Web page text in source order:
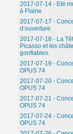
2017-07-14 - Eté
à Flaine
2017-07-17 -
d’ouverture
2017-07-18 - La
Picasso et les
gonflables.
2017-07-19 -
OPUS 74
2017-07-20 -
OPUS 74
2017-07-21 -
OPUS 74
2017-07-24 -
OPUS 74